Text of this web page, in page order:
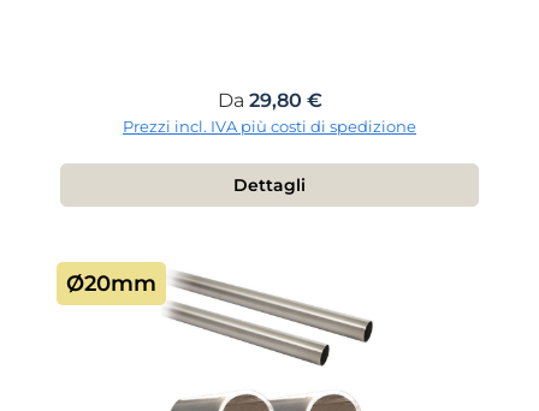
Prezzo normale:
Da 29,80 €
Prezzi incl. IVA più costi di spedizione
Dettagli
Ø20mm